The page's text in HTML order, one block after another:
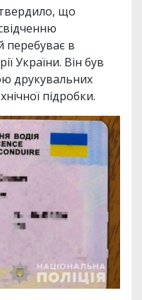
що
перебуває в
України. Він був
друкувальних
підробки.